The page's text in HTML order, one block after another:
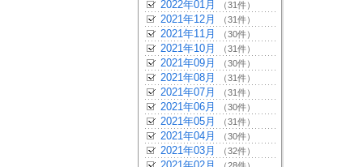
2022年01月 （31件）
2021年12月 （31件）
2021年11月 （30件）
2021年10月 （31件）
2021年09月 （30件）
2021年08月 （31件）
2021年07月 （31件）
2021年06月 （30件）
2021年05月 （31件）
2021年04月 （30件）
2021年03月 （32件）